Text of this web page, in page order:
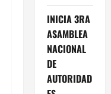
INICIA 3RA
ASAMBLEA
NACIONAL
DE
AUTORIDAD